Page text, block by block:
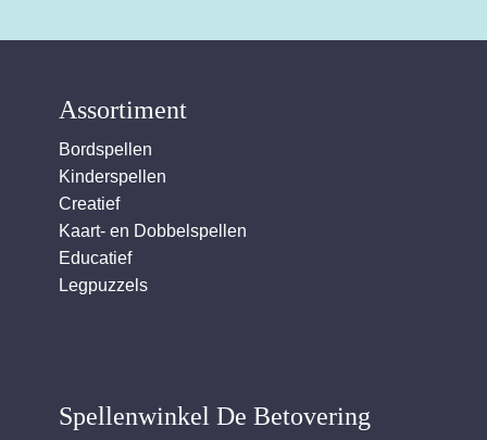
Assortiment
Bordspellen
Kinderspellen
Creatief
Kaart- en Dobbelspellen
Educatief
Legpuzzels
Spellenwinkel De Betover​ing